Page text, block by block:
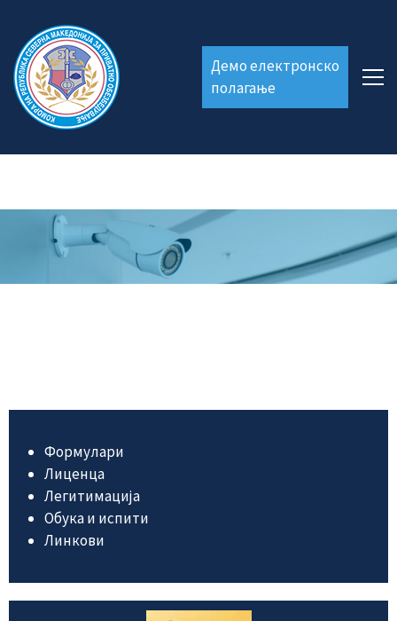
Демо електронско
полагање
Формулари
Лиценца
Легитимација
Обука и испити
Линкови